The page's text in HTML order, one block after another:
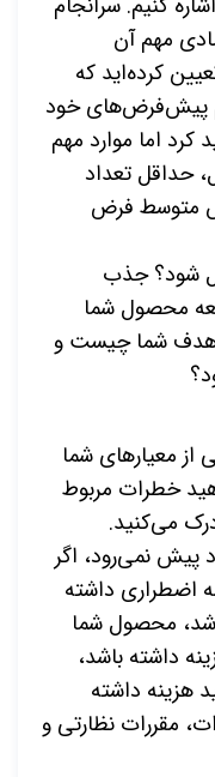
مهم آن
کرده‌اید که
پیش‌فرض‌های خود
اما موارد مهم
حداقل تعداد
متوسط فرض
شود؟ جذب
محصول شما
هدف شما چیست و
معیارهای شما
خطرات مربوط
می‌کنید.
پیش نمی‌رود، اگر
اضطراری داشته
محصول شما
داشته باشد،
هزینه داشته
مقررات نظارتی و